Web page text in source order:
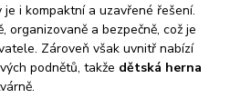
i kompaktní a uzavřené řešení.
organizovaně a bezpečně, což je
Zároveň však uvnitř nabízí
podnětů, takže dětská herna